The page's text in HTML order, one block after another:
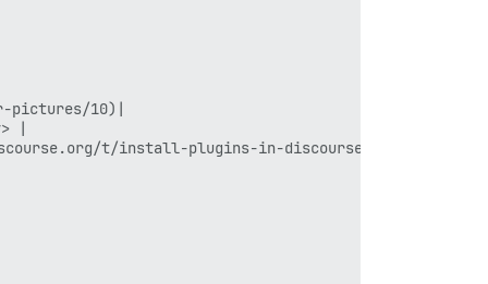
pictures/10)|
|
t/install-plugins-in-discourse/19157) |